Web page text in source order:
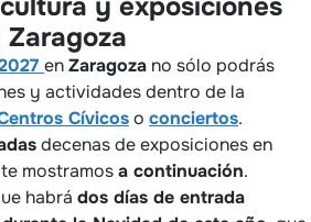
enZaragoza no sólo podrás
y actividades dentro de la
Cívicoso conciertos.
decenas de exposiciones en
mostramosa continuación.
habrá dos días de entrada